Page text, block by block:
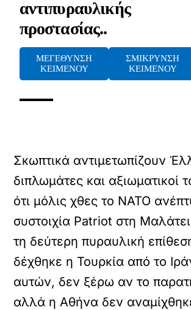
αντιπυραυλικής
προστασίας..
ΜΕΓΕΘΥΝΣΗ
ΚΕΙΜΕΝΟΥ
ΣΜΙΚΡΥΝΣΗ
ΚΕΙΜΕΝΟΥ
Σκωπτικά αντιμετωπίζουν
διπλωμάτες και αξιωματικοί
ότι μόλις χθες το ΝΑΤΟ
συστοιχία Patriot στη
τη δεύτερη πυραυλική
δέχθηκε η Τουρκία από το
αυτών, δεν ξέρω αν το
αλλά η Αθήνα δεν